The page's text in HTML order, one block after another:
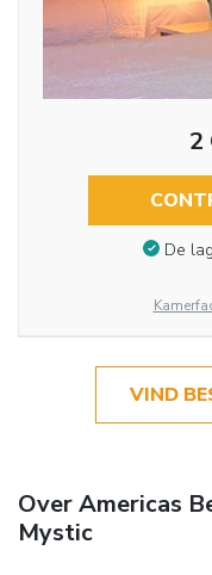
2
De
VIND
Over Americas
Mystic